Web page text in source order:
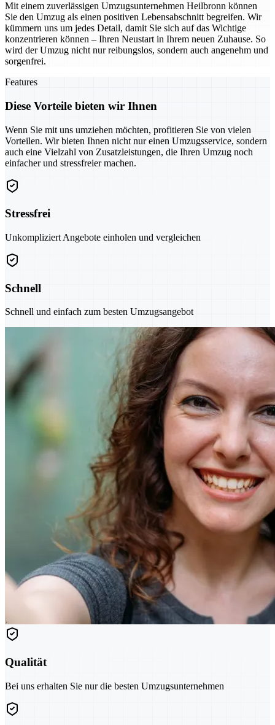
Mit einem zuverlässigen Umzugsunternehmen Heilbronn können
Sie den Umzug als einen positiven Lebensabschnitt begreifen. Wir
kümmern uns um jedes Detail, damit Sie sich auf das Wichtige
konzentrieren können – Ihren Neustart in Ihrem neuen Zuhause. So
wird der Umzug nicht nur reibungslos, sondern auch angenehm und
sorgenfrei.
Features
Diese Vorteile bieten wir Ihnen
Wenn Sie mit uns umziehen möchten, profitieren Sie von vielen
Vorteilen. Wir bieten Ihnen nicht nur einen Umzugsservice, sondern
auch eine Vielzahl von Zusatzleistungen, die Ihren Umzug noch
einfacher und stressfreier machen.
Stressfrei
Unkompliziert Angebote einholen und vergleichen
Schnell
Schnell und einfach zum besten Umzugsangebot
Qualität
Bei uns erhalten Sie nur die besten Umzugsunternehmen